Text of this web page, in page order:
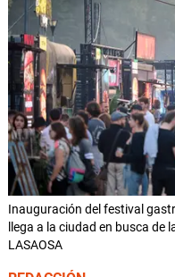
Inauguración del festival
llega a la ciudad en busca de
LASAOSA